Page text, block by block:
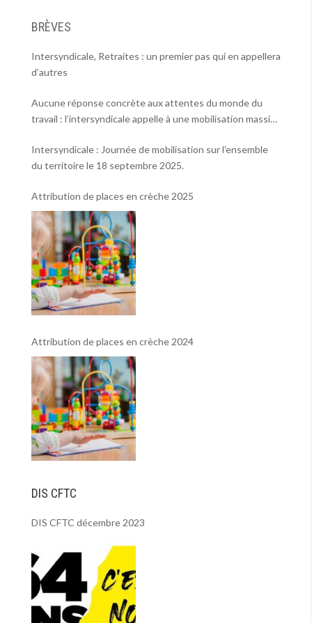
BRÈVES
Intersyndicale, Retraites : un premier pas qui en appellera
d’autres
Aucune réponse concrète aux attentes du monde du
travail : l’intersyndicale appelle à une mobilisation massive
Intersyndicale : Journée de mobilisation sur l’ensemble
du territoire le 18 septembre 2025.
Attribution de places en crèche 2025
Attribution de places en crèche 2024
DIS CFTC
DIS CFTC décembre 2023